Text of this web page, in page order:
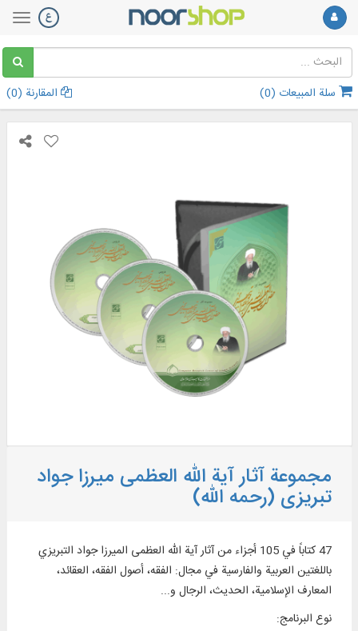
سلة المبيعات (0
) المقارنة (0
)
مجموعة آثار آیة الله العظمی میرزا جواد
تبریزی (رحمه الله)
47 کتاباً في 105 أجزاء من آثار آیة‌‌ الله العظمی المیرزا جواد التبریزي
باللغتين العربية والفارسية في مجال: الفقه، أصول الفقه، العقائد،
المعارف الإسلامية، الحدیث، الرجال و...
نوع البرنامج: